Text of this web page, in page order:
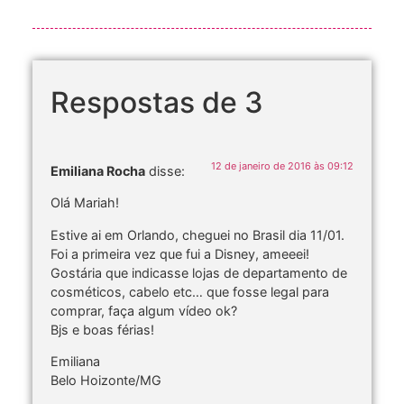
Respostas de 3
Emiliana Rocha disse: 12 de janeiro de 2016 às 09:12
Olá Mariah!
Estive ai em Orlando, cheguei no Brasil dia 11/01.
Foi a primeira vez que fui a Disney, ameeei!
Gostária que indicasse lojas de departamento de
cosméticos, cabelo etc… que fosse legal para
comprar, faça algum vídeo ok?
Bjs e boas férias!
Emiliana
Belo Hoizonte/MG